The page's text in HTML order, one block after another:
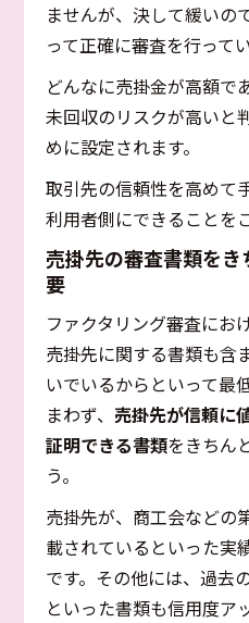
ませんが、決して緩いの
って正確に審査を行ってい
どんなに売掛金が高額で
未回収のリスクが高いと
めに設定されます。
取引先の信頼性を高めて
利用者側にできることを
売掛先の審査書類を
要
ファクタリング審査にお
売掛先に関する書類も含
いでいるからといって最
まわず、売掛先が信頼に
証明できる書類をきちん
う。
売掛先が、商工会などの
載されているといった実
です。その他には、過去
といった書類も信用度ア